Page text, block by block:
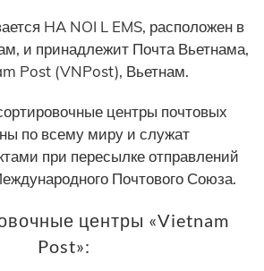
HA NOI L EMS, расположен в
и принадлежит Почта Вьетнама,
Post (VNPost), Вьетнам.
центры почтовых
по всему миру и служат
при пересылке отправлений
Почтового Союза.
центры «Vietnam
Post»: